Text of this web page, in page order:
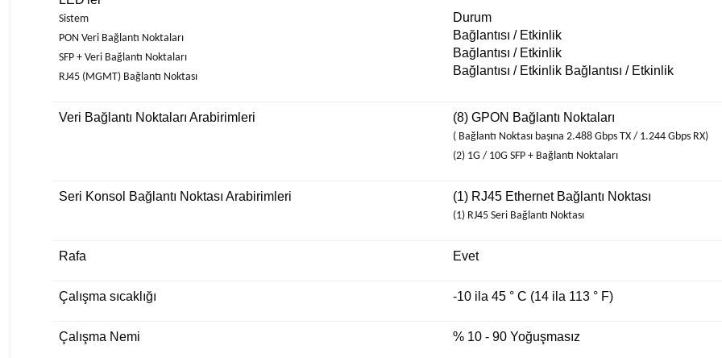
Sistem
PON Veri Bağlantı Noktaları
SFP + Veri Bağlantı Noktaları
RJ45 (MGMT) Bağlantı Noktası
Durum
Bağlantısı / Etkinlik
Bağlantısı / Etkinlik
Bağlantısı / Etkinlik Bağlantısı / Etkinlik
Veri Bağlantı Noktaları Arabirimleri (8) GPON Bağlantı Noktaları
( Bağlantı Noktası başına 2.488 Gbps TX / 1.244 Gbps RX)
(2) 1G / 10G SFP + Bağlantı Noktaları
Seri Konsol Bağlantı Noktası Arabirimleri (1) RJ45 Ethernet Bağlantı Noktası
(1) RJ45 Seri Bağlantı Noktası
Rafa Evet
Çalışma sıcaklığı -10 ila 45 ° C (14 ila 113 ° F)
Çalışma Nemi % 10 - 90 Yoğuşmasız